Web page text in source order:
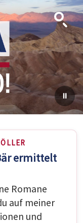
Suche
ermittelt
Romane
auf meiner
und